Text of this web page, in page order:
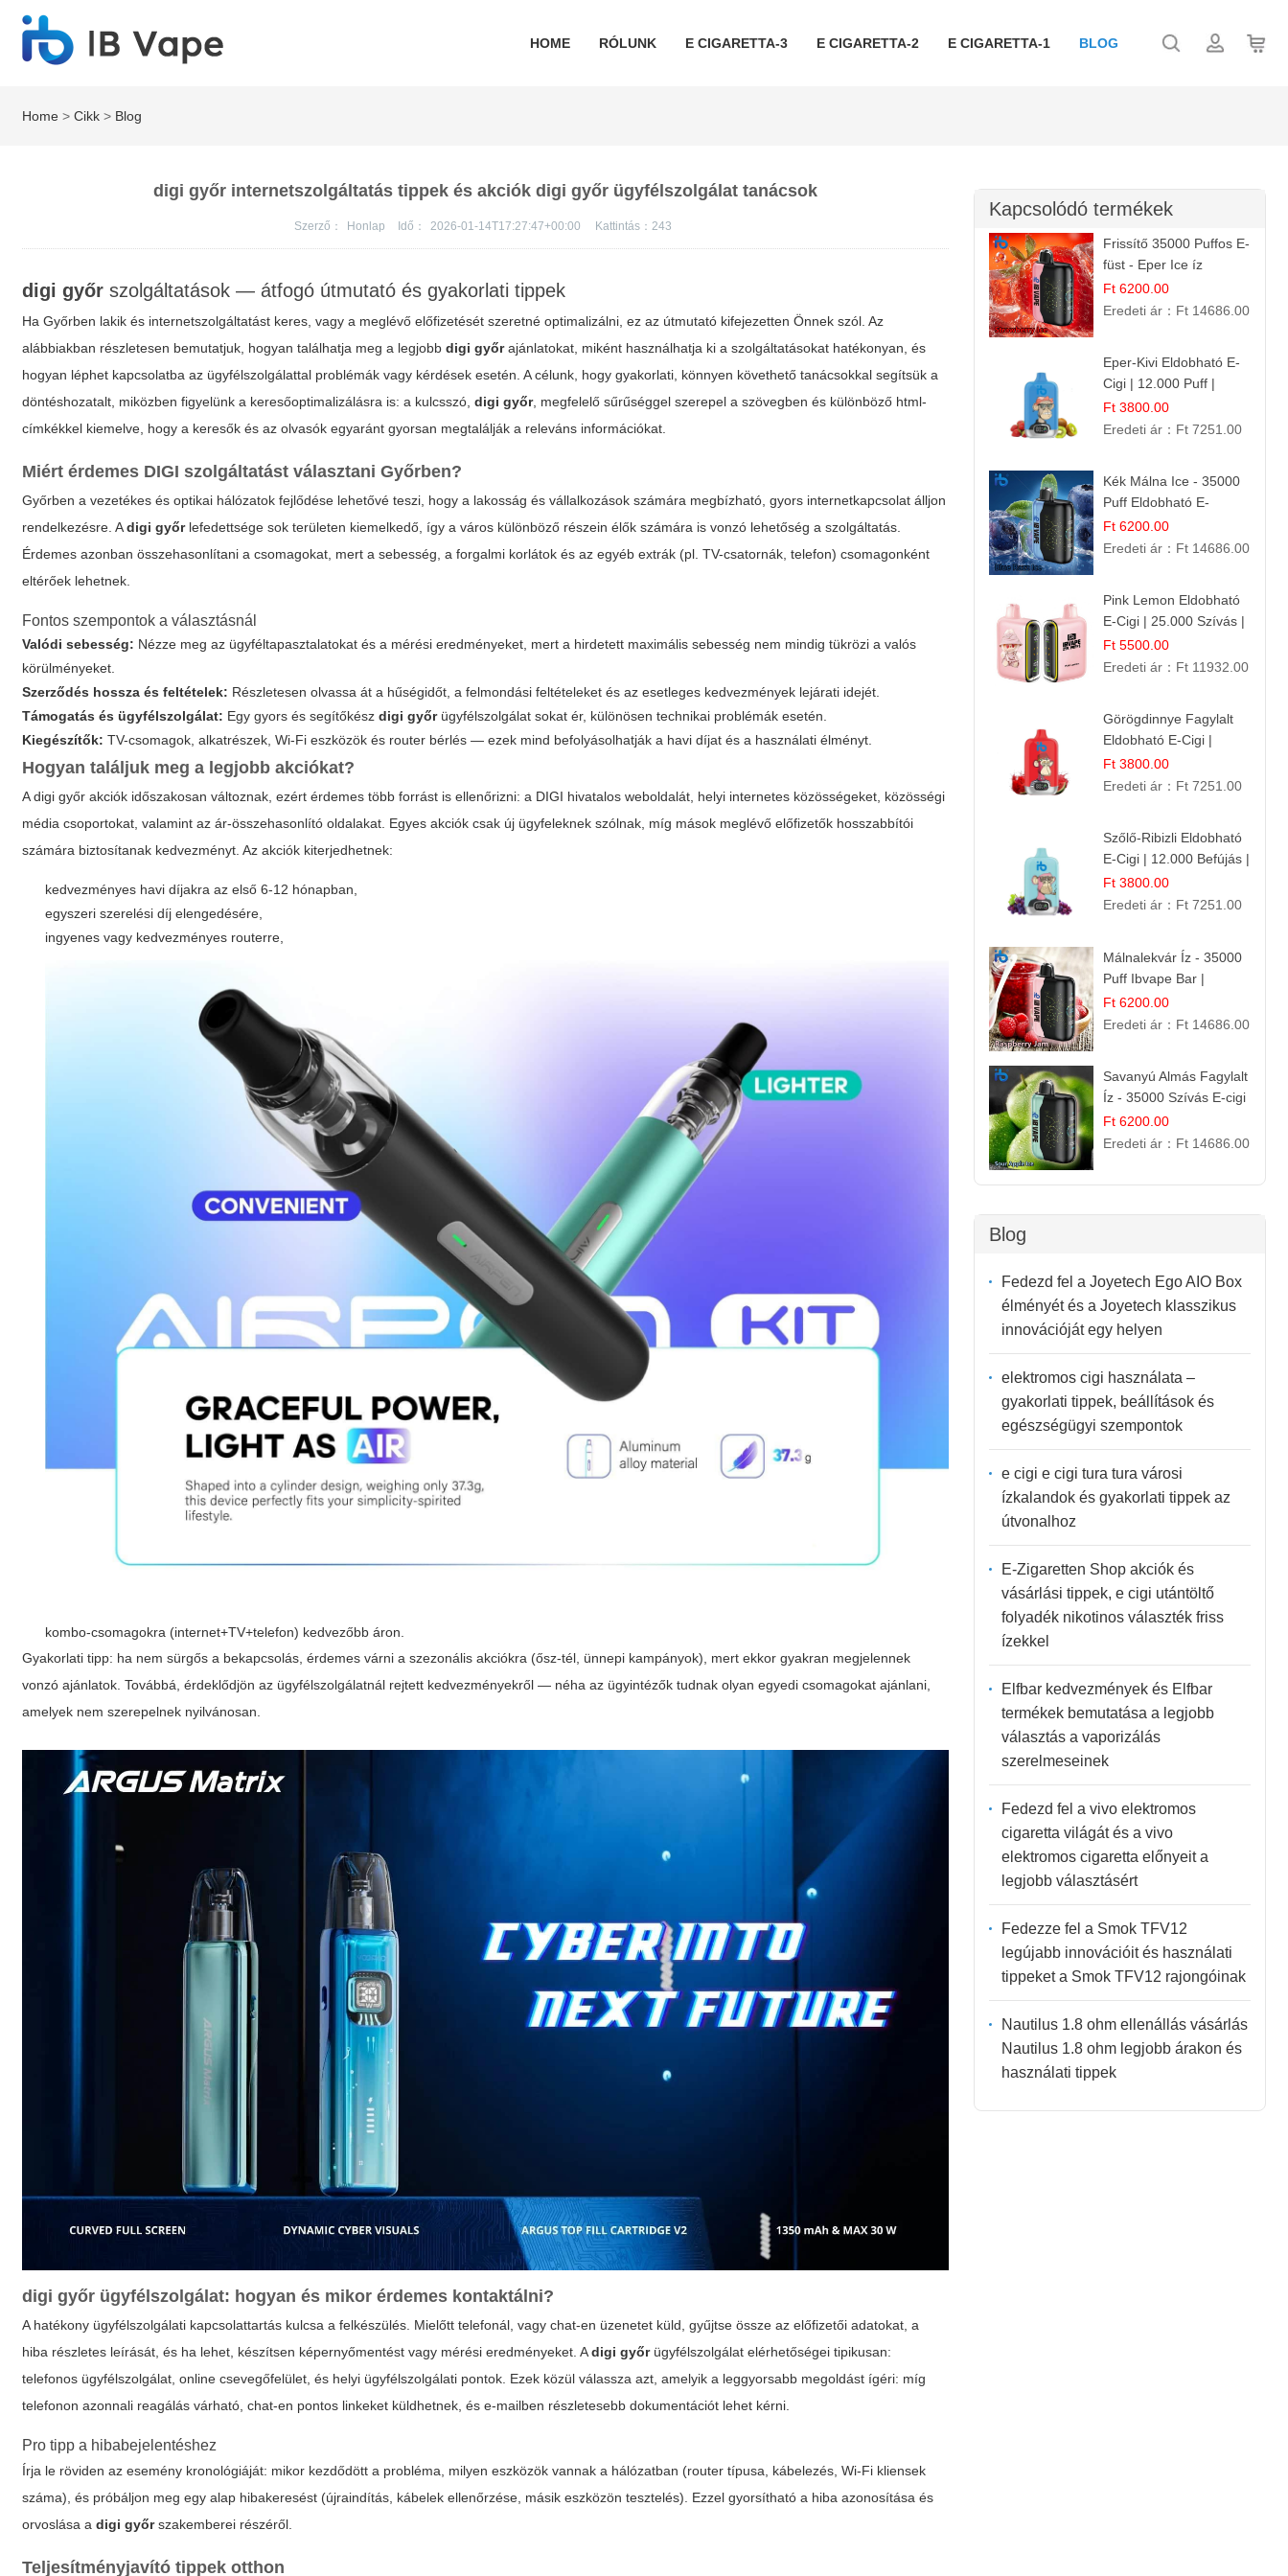
HOME RÓLUNK E CIGARETTA-3 E CIGARETTA-2 E CIGARETTA-1 BLOG
Home >Cikk > Blog
digi győr internetszolgáltatás tippek és akciók digi győr ügyfélszolgálat tanácsok
Szerző： Honlap Idő： 2026-01-14T17:27:47+00:00 Kattintás：243
digi győr szolgáltatások — átfogó útmutató és gyakorlati tippek
Ha Győrben lakik és internetszolgáltatást keres, vagy a meglévő előfizetését szeretné optimalizálni, ez az útmutató kifejezetten Önnek szól. Az
alábbiakban részletesen bemutatjuk, hogyan találhatja meg a legjobbdigi győrajánlatokat, miként használhatja ki a szolgáltatásokat hatékonyan, és
hogyan léphet kapcsolatba az ügyfélszolgálattal problémák vagy kérdések esetén. A célunk, hogy gyakorlati, könnyen követhető tanácsokkal segítsük a
döntéshozatalt, miközben figyelünk a keresőoptimalizálásra is: a kulcsszó,digi győr, megfelelő sűrűséggel szerepel a szövegben és különböző html-
címkékkel kiemelve, hogy a keresők és az olvasók egyaránt gyorsan megtalálják a releváns információkat.
Miért érdemes DIGI szolgáltatást választani Győrben?
Győrben a vezetékes és optikai hálózatok fejlődése lehetővé teszi, hogy a lakosság és vállalkozások számára megbízható, gyors internetkapcsolat álljon
rendelkezésre. Adigi győrlefedettsége sok területen kiemelkedő, így a város különböző részein élők számára is vonzó lehetőség a szolgáltatás.
Érdemes azonban összehasonlítani a csomagokat, mert a sebesség, a forgalmi korlátok és az egyéb extrák (pl. TV-csatornák, telefon) csomagonként
eltérőek lehetnek.
Fontos szempontok a választásnál
Valódi sebesség: Nézze meg az ügyféltapasztalatokat és a mérési eredményeket, mert a hirdetett maximális sebesség nem mindig tükrözi a valós
körülményeket.
Szerződés hossza és feltételek: Részletesen olvassa át a hűségidőt, a felmondási feltételeket és az esetleges kedvezmények lejárati idejét.
Támogatás és ügyfélszolgálat: Egy gyors és segítőkészdigi győrügyfélszolgálat sokat ér, különösen technikai problémák esetén.
Kiegészítők: TV-csomagok, alkatrészek, Wi-Fi eszközök és router bérlés — ezek mind befolyásolhatják a havi díjat és a használati élményt.
Hogyan találjuk meg a legjobb akciókat?
Adigi győr akciók időszakosan változnak, ezért érdemes több forrást is ellenőrizni: a DIGI hivatalos weboldalát, helyi internetes közösségeket, közösségi
média csoportokat, valamint az ár-összehasonlító oldalakat. Egyes akciók csak új ügyfeleknek szólnak, míg mások meglévő előfizetők hosszabbítói
számára biztosítanak kedvezményt. Az akciók kiterjedhetnek:
kedvezményes havi díjakra az első 6-12 hónapban,
egyszeri szerelési díj elengedésére,
ingyenes vagy kedvezményes routerre,
kombo-csomagokra (internet+TV+telefon) kedvezőbb áron.
Gyakorlati tipp: ha nem sürgős a bekapcsolás, érdemes várni a szezonális akciókra (ősz-tél, ünnepi kampányok), mert ekkor gyakran megjelennek
vonzó ajánlatok. Továbbá, érdeklődjön az ügyfélszolgálatnál rejtett kedvezményekről — néha az ügyintézők tudnak olyan egyedi csomagokat ajánlani,
amelyek nem szerepelnek nyilvánosan.
digi győr ügyfélszolgálat: hogyan és mikor érdemes kontaktálni?
A hatékony ügyfélszolgálati kapcsolattartás kulcsa a felkészülés. Mielőtt telefonál, vagy chat-en üzenetet küld, gyűjtse össze az előfizetői adatokat, a
hiba részletes leírását, és ha lehet, készítsen képernyőmentést vagy mérési eredményeket. Adigi győrügyfélszolgálat elérhetőségei tipikusan:
telefonos ügyfélszolgálat, online csevegőfelület, és helyi ügyfélszolgálati pontok. Ezek közül válassza azt, amelyik a leggyorsabb megoldást ígéri: míg
telefonon azonnali reagálás várható, chat-en pontos linkeket küldhetnek, és e-mailben részletesebb dokumentációt lehet kérni.
Pro tipp a hibabejelentéshez
Írja le röviden az esemény kronológiáját: mikor kezdődött a probléma, milyen eszközök vannak a hálózatban (router típusa, kábelezés, Wi-Fi kliensek
száma), és próbáljon meg egy alap hibakeresést (újraindítás, kábelek ellenőrzése, másik eszközön tesztelés). Ezzel gyorsítható a hiba azonosítása és
orvoslása adigi győrszakemberei részéről.
Teljesítményjavító tippek otthon
Kapcsolódó termékek
Frissítő 35000 Puffos E-
füst - Eper Ice íz
Ft 6200.00
Eredeti ár： Ft 14686.00
Eper-Kivi Eldobható E-
Cigi | 12.000 Puff |
Édes-Gyümölcs Íz
Ft 3800.00
Eredeti ár： Ft 7251.00
Kék Málna Ice - 35000
Puff Eldobható E-
cigaretta | Élénkítő
Gyümölcsös
Ft 6200.00
Eredeti ár： Ft 14686.00
Pink Lemon Eldobható
E-Cigi | 25.000 Szívás |
Rózsaszín Citrom Íz
Ft 5500.00
Eredeti ár： Ft 11932.00
Görögdinnye Fagylalt
Eldobható E-Cigi |
12.000 Szívás | Édes
Vízidín Íz
Ft 3800.00
Eredeti ár： Ft 7251.00
Szőlő-Ribizli Eldobható
E-Cigi | 12.000 Befújás |
Friss Gyümölcs Íz
Ft 3800.00
Eredeti ár： Ft 7251.00
Málnalekvár Íz - 35000
Puff Ibvape Bar |
Gazdag Gyümölcsös
Ízélmény!
Ft 6200.00
Eredeti ár： Ft 14686.00
Savanyú Almás Fagylalt
Íz - 35000 Szívás E-cigi
Ft 6200.00
Eredeti ár： Ft 14686.00
Blog
Fedezd fel a Joyetech Ego AIO Box
élményét és a Joyetech klasszikus
innovációját egy helyen
elektromos cigi használata –
gyakorlati tippek, beállítások és
egészségügyi szempontok
e cigi e cigi tura tura városi
ízkalandok és gyakorlati tippek az
útvonalhoz
E-Zigaretten Shop akciók és
vásárlási tippek, e cigi utántöltő
folyadék nikotinos választék friss
ízekkel
Elfbar kedvezmények és Elfbar
termékek bemutatása a legjobb
választás a vaporizálás
szerelmeseinek
Fedezd fel a vivo elektromos
cigaretta világát és a vivo
elektromos cigaretta előnyeit a
legjobb választásért
Fedezze fel a Smok TFV12
legújabb innovációit és használati
tippeket a Smok TFV12 rajongóinak
Nautilus 1.8 ohm ellenállás vásárlás
Nautilus 1.8 ohm legjobb árakon és
használati tippek